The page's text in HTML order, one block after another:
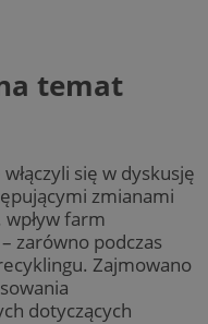
temat
się w dyskusję
zmianami
farm
zarówno podczas
Zajmowano
dotyczących